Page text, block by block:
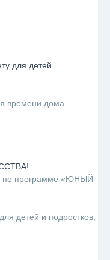
для детей
времени дома
по программе «ЮНЫЙ
детей и подростков,